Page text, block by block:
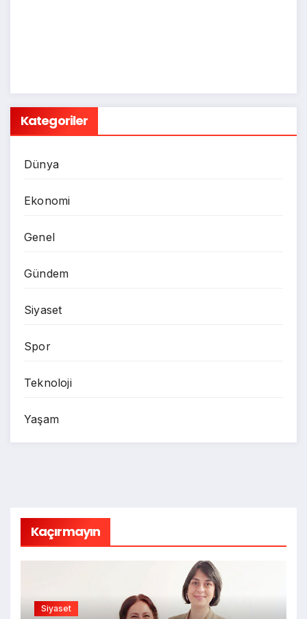
Kategoriler
Dünya
Ekonomi
Genel
Gündem
Siyaset
Spor
Teknoloji
Yaşam
Kaçırmayın
Siyaset